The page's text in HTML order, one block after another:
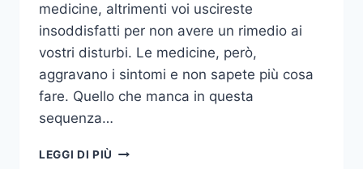
medicine, altrimenti voi uscireste
insoddisfatti per non avere un rimedio ai
vostri disturbi. Le medicine, però,
aggravano i sintomi e non sapete più cosa
fare. Quello che manca in questa
sequenza…
LEGGI DI PIÙ COME